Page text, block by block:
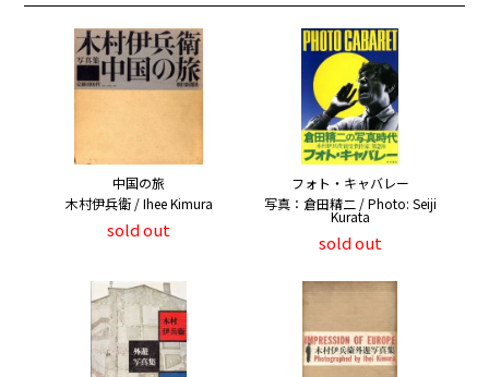
中国の旅
木村伊兵衛 / Ihee Kimura
sold out
フォト・キャバレー
写真：倉田精二 / Photo: Seiji
Kurata
sold out